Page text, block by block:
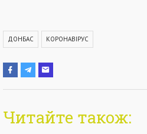
ДОНБАС КОРОНАВІРУС
Читайте також: